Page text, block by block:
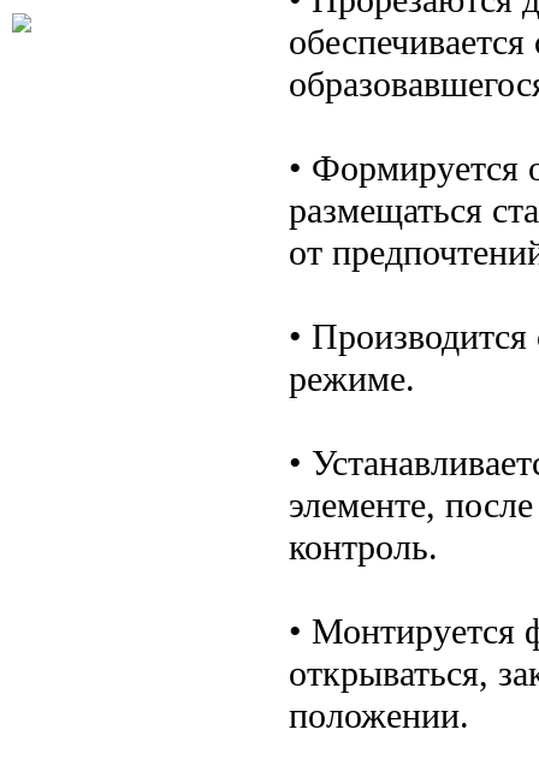
• Формируется
размещаться
от
•
режиме.
•
элементе,
контроль.
• Монтируется
открываться,
положении.